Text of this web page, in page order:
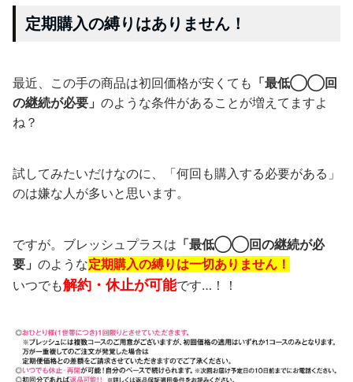
定期購入の縛りはありません！
最近、この手の商品は初回価格が安くても 「最低◯◯回
の継続が必要」 のような条件があることが増えてますよ
ね？
試してみたいだけなのに、「何回も購入する必要がある」
のは嫌な人が多いと思います。
ですが。ブレッシュプラスは 「最低◯◯回の継続が必
要」 のような定期購入の縛りは一切ありません！
いつでも解約・休止が可能です…！！